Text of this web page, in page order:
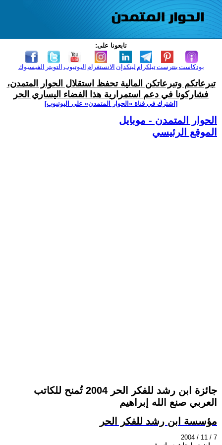
تابعونا على:
الفيسبوك التويتر اليوتيوب الانستغرام لينكدإن تيلكرامبنترست بودكاست
تبرعاتكم وتبرعاتكن المالية تحفظ استقلال الحوار المتمدن،
فشاركونا في دعم استمرارية هذا الفضاء اليساري الحر
[اشترك في قناة ‫«الحوار المتمدن» على اليوتيوب]
الحوار المتمدن - موبايل
الموقع الرئيسي
جائزة ابن رشد للفكر الحر 2004 تُمنح للكاتب
العربي صنع الله إبراهيم
مؤسسة ابن رشد للفكر الحر
2004 / 11 / 7